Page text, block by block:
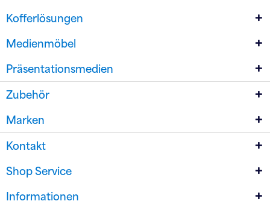
Kofferlösungen
Medienmöbel
Präsentationsmedien
Zubehör
Marken
Kontakt
Shop Service
Informationen